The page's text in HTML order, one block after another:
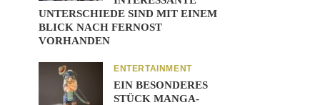
UNTERSCHIEDE SIND MIT EINEM
BLICK NACH FERNOST
VORHANDEN
ENTERTAINMENT
EIN BESONDERES
STÜCK MANGA-